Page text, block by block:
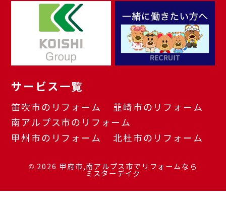
サービス一覧
笛吹市のリフォーム
韮崎市のリフォーム
南アルプス市のリフォーム
甲州市のリフォーム
北杜市のリフォーム
© 2026 甲府市,南アルプス市でリフォームなら
ミスターデイク